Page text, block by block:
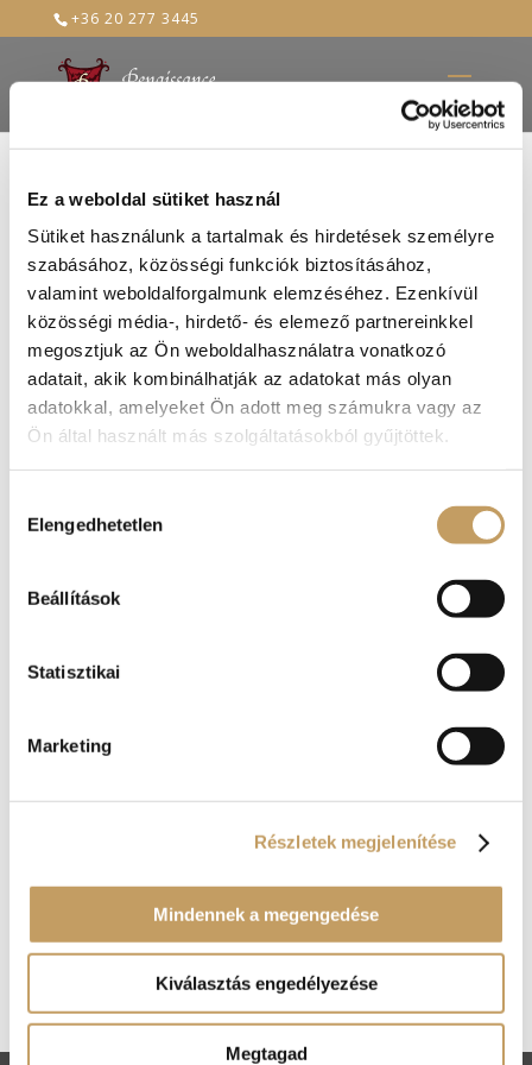
Ez a weboldal sütiket használ
Sütiket használunk a tartalmak és hirdetések személyre
szabásához, közösségi funkciók biztosításához,
valamint weboldalforgalmunk elemzéséhez. Ezenkívül
közösségi média-, hirdető- és elemező partnereinkkel
megosztjuk az Ön weboldalhasználatra vonatkozó
adatait, akik kombinálhatják az adatokat más olyan
adatokkal, amelyeket Ön adott meg számukra vagy az
Ön által használt más szolgáltatásokból gyűjtöttek.
kiválasztása
Elengedhetetlen
Beállítások
Statisztikai
Marketing
Részletek megjelenítése
Mindennek a megengedése
Kiválasztás engedélyezése
Megtagad
+36 20 277 3445
6634_v2
2019-febr-22
Nincsenek termékek a kosárban.